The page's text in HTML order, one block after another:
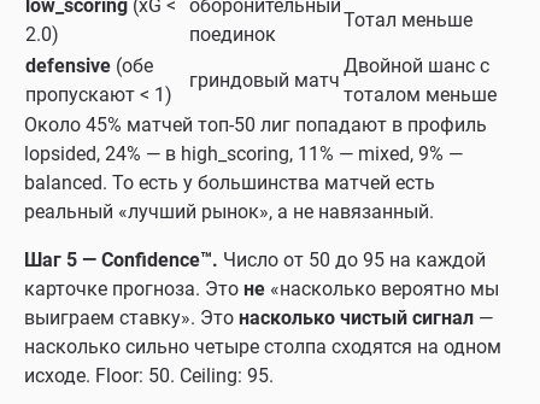
low_scoring (xG <
2.0)
оборонительный
поединок
Тотал меньше
defensive (обе
пропускают < 1)
гриндовый матч
Двойной шанс с
тоталом меньше
Около 45% матчей топ-50 лиг попадают в профиль
lopsided, 24% — в high_scoring, 11% — mixed, 9% —
balanced. То есть у большинства матчей есть
реальный «лучший рынок», а не навязанный.
Шаг 5 — Confidence™. Число от 50 до 95 на каждой
карточке прогноза. Это не «насколько вероятно мы
выиграем ставку». Это насколько чистый сигнал —
насколько сильно четыре столпа сходятся на одном
исходе. Floor: 50. Ceiling: 95.